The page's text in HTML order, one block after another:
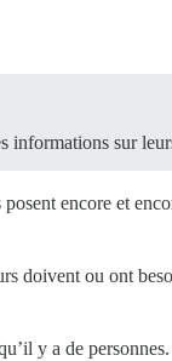
informations sur
encore et
ou ont
y a de personnes.